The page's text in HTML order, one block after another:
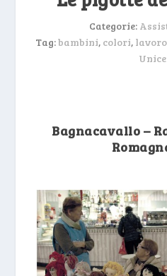
Categorie:
Tag:bambini, colori, lavoro
Bagnacavallo –